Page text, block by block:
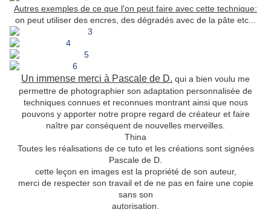
Autres exemples de ce que l'on peut faire avec cette technique:
on peut utiliser des encres, des dégradés avec de la pâte etc...
Un immense merci à Pascale de D. qui a bien voulu me
permettre de photographier son adaptation personnalisée de
techniques connues et reconnues montrant ainsi que nous
pouvons y apporter notre propre regard de créateur et faire
naître par conséquent de nouvelles merveilles.
Thina
Toutes les réalisations de ce tuto et les créations sont signées
Pascale de D.
cette leçon en images est la propriété de son auteur,
merci de respecter son travail et de ne pas en faire une copie
sans son
autorisation.